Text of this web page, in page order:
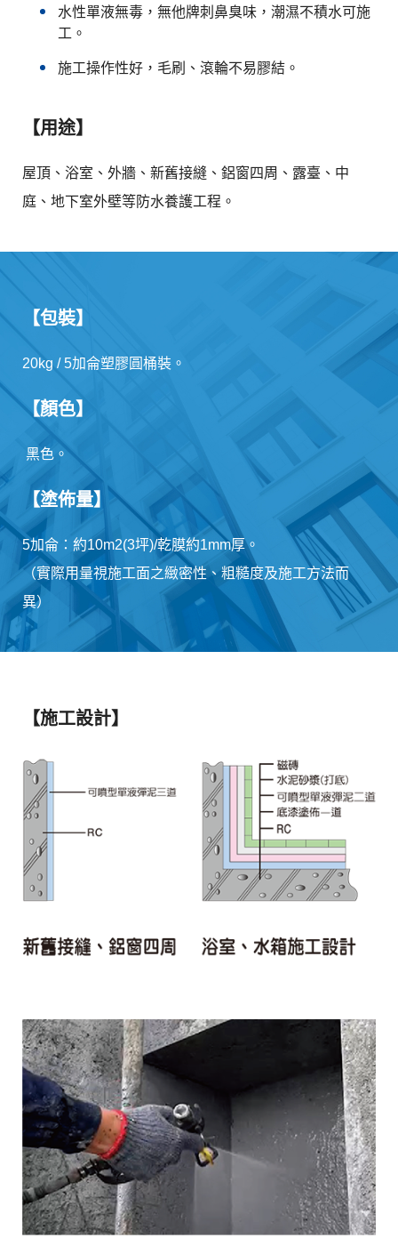
水性單液無毒，無他牌刺鼻臭味，潮濕不積水可施
工。
施工操作性好，毛刷、滾輪不易膠結。
【用途】
屋頂、浴室、外牆、新舊接縫、鋁窗四周、露臺、中
庭、地下室外壁等防水養護工程。
【包裝】
20kg / 5加侖塑膠圓桶裝。
【顏色】
黑色。
【塗佈量】
5加侖：約10m2(3坪)/乾膜約1mm厚。
（實際用量視施工面之緻密性、粗糙度及施工方法而
異）
【施工設計】